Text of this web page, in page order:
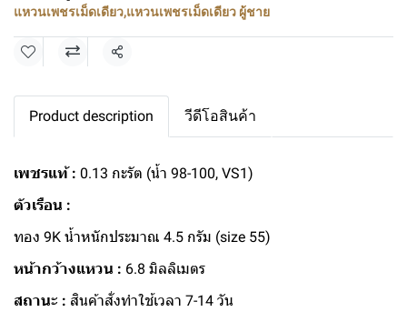
แหวนเพชรเม็ดเดียว,แหวนเพชรเม็ดเดียว ผู้ชาย
แชร์
Product description วีดีโอสินค้า
เพชรแท้ : 0.13 กะรัต (น้ำ 98-100, VS1)
ตัวเรือน :
ทอง 9K น้ำหนักประมาณ 4.5 กรัม (size 55)
หน้ากว้างแหวน : 6.8 มิลลิเมตร
สถานะ : สินค้าสั่งทำใช้เวลา 7-14 วัน